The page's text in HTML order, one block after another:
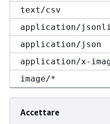
text/csv
application/
application/json
application/x-
image/*
Accettare